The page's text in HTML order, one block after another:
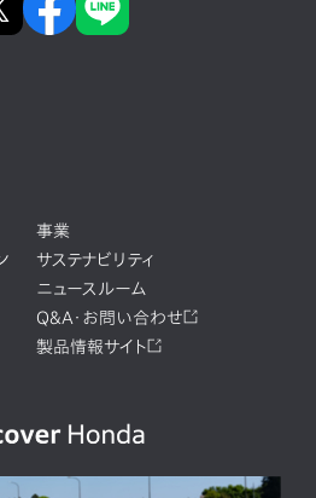
事業
サステナビリティ
ニュースルーム
Q&A・お問い合わせ
製品情報サイト